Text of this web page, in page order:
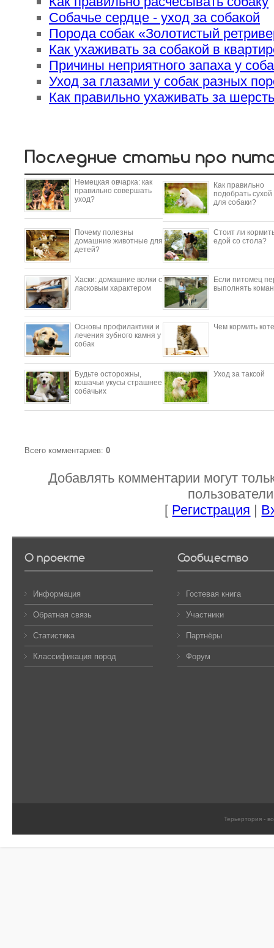
Собачье сердце - уход за собакой
Порода собак «Золотистый
Как ухаживать за собакой в
Причины неприятного запаха у
Уход за глазами у собак разных
Как правильно ухаживать за
Последние статьи про
Немецкая овчарка: как
правильно совершать
уход?
Как правильно
подобрать сухой
для собаки?
Почему полезны
домашние животные для
детей?
Стоит ли
едой со стола?
​Хаски: домашние волки с
ласковым характером
Если питомец
выполнять
Основы профилактики и
лечения зубного камня у
собак
Чем кормить
Будьте осторожны,
кошачьи укусы страшнее
собачьих
Уход за таксой
Всего комментариев: 0
Добавлять комментарии могут
[ Регистрация |
О проекте
Информация
Обратная связь
Статистика
Классификация пород
Сообщество
Гостевая книга
Участники
Партнёры
Форум
Терьертория -